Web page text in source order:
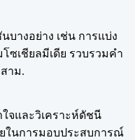
บางอย่าง เช่น การแบ่ง
ซเชียลมีเดีย รวบรวมคำ
าม.
จและวิเคราะห์ดัชนี
ในการมอบประสบการณ์